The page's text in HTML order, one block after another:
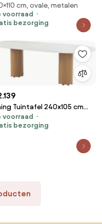
Taupe Zanzibar
cm, ovale, metalen
voorraad
bezorging
Tuintafel 240x105 cm
Ceramic stone
Colorado
voorraad
bezorging